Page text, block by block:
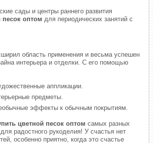
сады и центры раннего развития
песок оптом для периодических занятий с
область применения и весьма успешен
интерьера и отделки. С его помощью
аппликации.
предметы.
эффекты к обычным покрытиям.
цветной песок оптом самых разных
радостного рукоделия! У счастья нет
особенно приятно, когда это счастье